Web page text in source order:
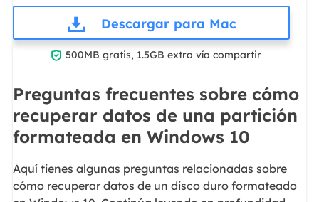
Descargar para Mac
 500MB gratis, 1.5GB extra vía compartir
Preguntas frecuentes sobre cómo
recuperar datos de una partición
formateada en Windows 10
Aquí tienes algunas preguntas relacionadas sobre
cómo recuperar datos de un disco duro formateado